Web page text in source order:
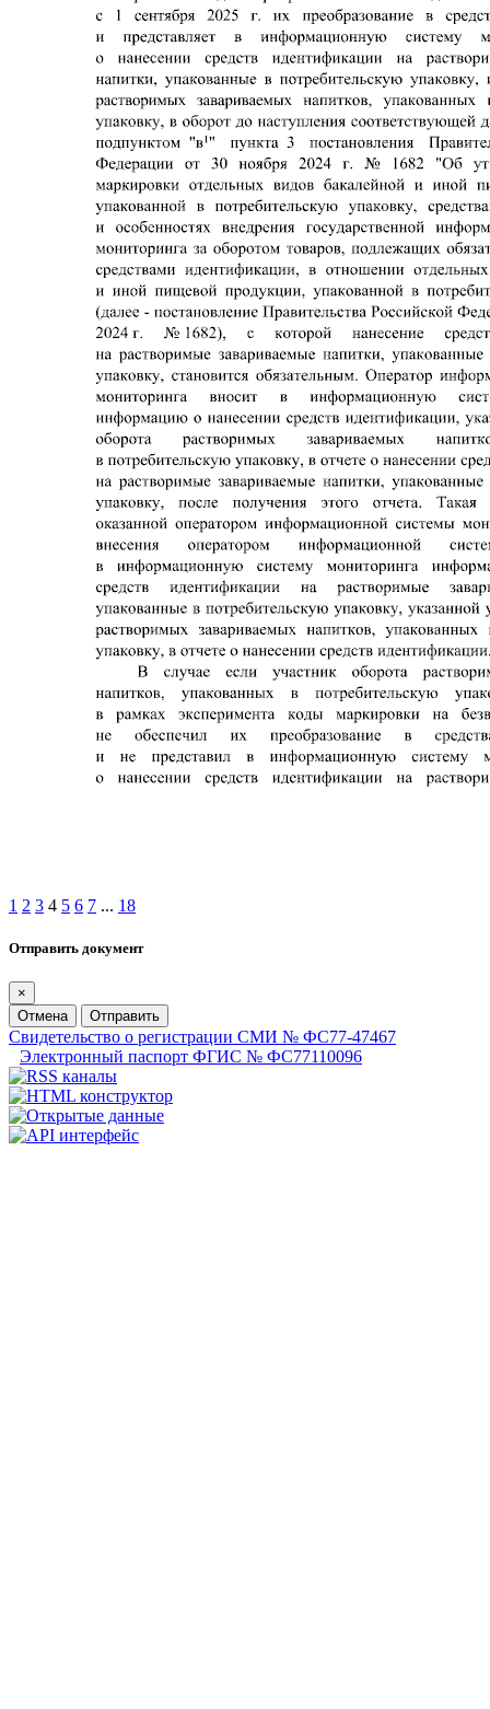
1 2 3 4 5 6 7 ... 18
Отправить документ
×
Отмена
Отправить
Свидетельство о регистрации СМИ № ФС77-47467
Электронный паспорт ФГИС № ФС77110096